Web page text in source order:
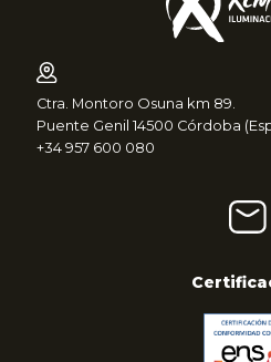
Ctra. Montoro Osuna km 89.
Puente Genil 14500 Córdoba
+34 957 600 080